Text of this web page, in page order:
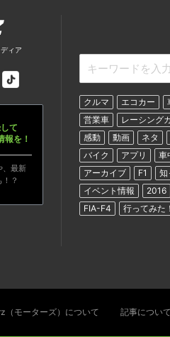
クルマ エコカー
営業車
レーシング
感動
動画 ネタ
バイク
アプリ 車
アーカイブ
F1 知
イベント情報
2016
FIA-F4
行ってみた！
ィア
て
報を！
、最新
？
（モーターズ）について 記事につい